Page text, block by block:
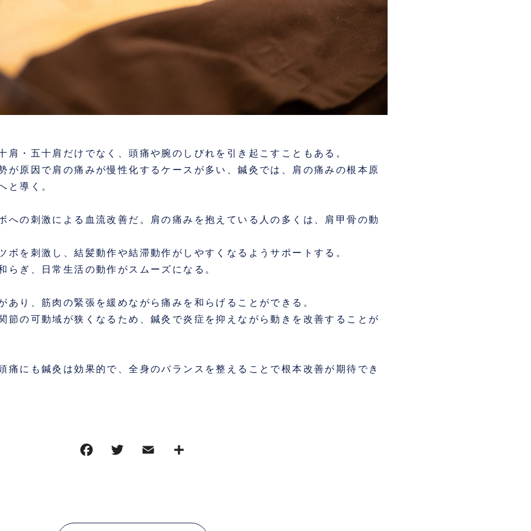
肩・五十肩だけでなく、頭痛や腕のしびれを引き起こすこともある。
が原因で肩の痛みが慢性化するケースが多い、鍼灸では、肩の痛みの根本原
と導く。
への刺激による血流改善だ。肩の痛みを抱えている人の多くは、肩甲骨の動
ボを刺激し、結髪動作や結滞動作がしやすくなるようサポートする。
らぎ、日常生活の動作がスムーズになる。
あり、筋肉の緊張を緩めながら痛みを和らげることができる。
節の可動域が狭くなるため、鍼灸で炎症を抑えながら動きを改善することが
痛にも鍼灸は効果的で、全身のバランスを整えることで根本改善が期待でき